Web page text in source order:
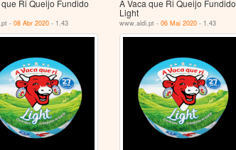
Ri Queijo Fundido
- 08 Abr 2020- 1.43
A Vaca que Ri Queijo Fundido
Light
www.aldi.pt - 06 Mai 2020- 1.43